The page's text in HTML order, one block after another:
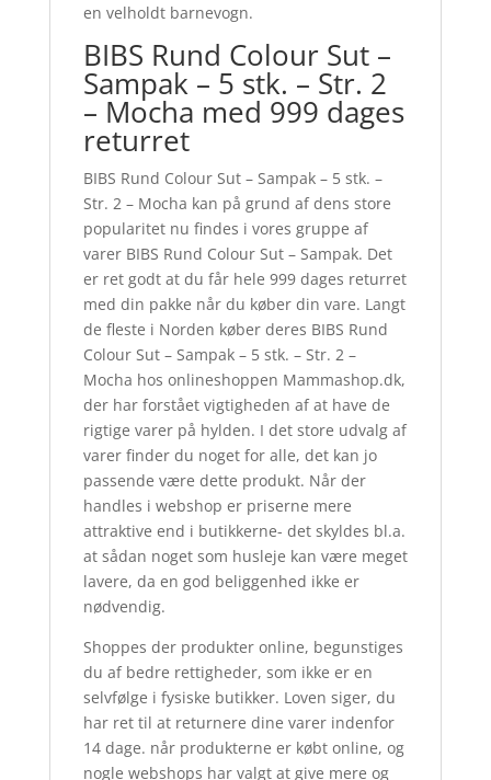
en velholdt barnevogn.
BIBS Rund Colour Sut –
Sampak – 5 stk. – Str. 2
– Mocha med 999 dages
returret
BIBS Rund Colour Sut – Sampak – 5 stk. –
Str. 2 – Mocha kan på grund af dens store
popularitet nu findes i vores gruppe af
varer BIBS Rund Colour Sut – Sampak. Det
er ret godt at du får hele 999 dages returret
med din pakke når du køber din vare. Langt
de fleste i Norden køber deres BIBS Rund
Colour Sut – Sampak – 5 stk. – Str. 2 –
Mocha hos onlineshoppen Mammashop.dk,
der har forstået vigtigheden af at have de
rigtige varer på hylden. I det store udvalg af
varer finder du noget for alle, det kan jo
passende være dette produkt. Når der
handles i webshop er priserne mere
attraktive end i butikkerne- det skyldes bl.a.
at sådan noget som husleje kan være meget
lavere, da en god beliggenhed ikke er
nødvendig.
Shoppes der produkter online, begunstiges
du af bedre rettigheder, som ikke er en
selvfølge i fysiske butikker. Loven siger, du
har ret til at returnere dine varer indenfor
14 dage. når produkterne er købt online, og
nogle webshops har valgt at give mere og